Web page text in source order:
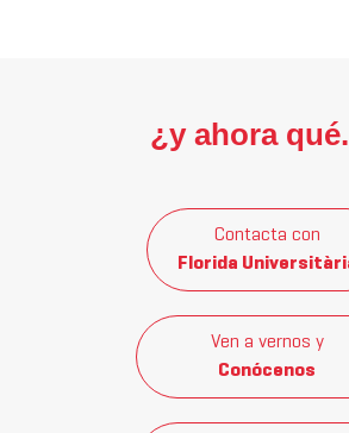
¿y ahora
Contacta con
Florida
Ven a vernos y
Conócenos